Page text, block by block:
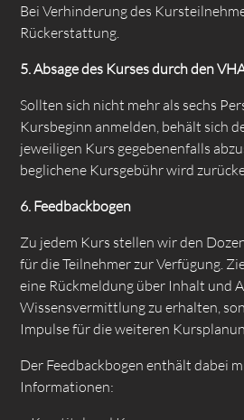
Bei Verhinderung des
Rückerstattung.
5. Absage des Kurses durch den
Sollten sich nicht mehr als sechs
Kursbeginn anmelden, behält sich
jeweiligen Kurs gegebenenfalls
beglichene Kursgebühr wird
6. Feedbackbogen
Zu jedem Kurs stellen wir den
für die Teilnehmer zur Verfügung.
eine Rückmeldung über Inhalt und
Wissensvermittlung zu erhalten,
Impulse für die weiteren
Der Feedbackbogen enthält dabei
Informationen: